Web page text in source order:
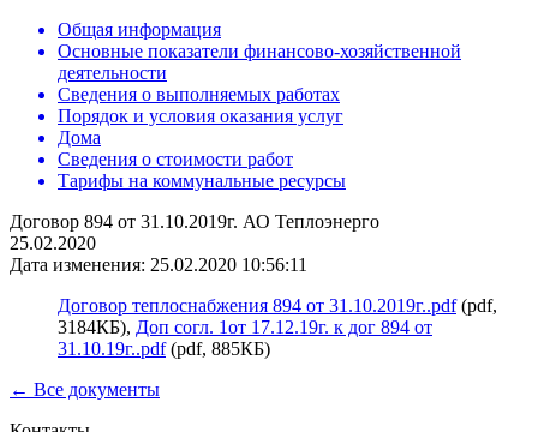
Общая информация
Основные показатели финансово-хозяйственной
деятельности
Сведения о выполняемых работах
Порядок и условия оказания услуг
Дома
Сведения о стоимости работ
Тарифы на коммунальные ресурсы
Договор 894 от 31.10.2019г. АО Теплоэнерго
25.02.2020
Дата изменения: 25.02.2020 10:56:11
Договор теплоснабжения 894 от 31.10.2019г..pdf(pdf,
3184КБ), Доп согл. 1от 17.12.19г. к дог 894 от
31.10.19г..pdf(pdf, 885КБ)
← Все документы